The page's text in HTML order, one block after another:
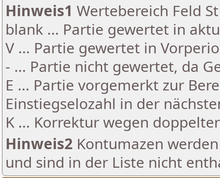
Hinweis1 Wertebereich Feld
blank ... Partie gewertet in
V ... Partie gewertet in
- ... Partie nicht gewertet, da
E ... Partie vorgemerkt zur
Einstiegselozahl in der
K ... Korrektur wegen
Hinweis2 Kontumazen
und sind in der Liste nicht